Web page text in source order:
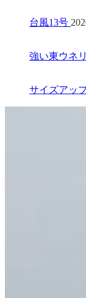
台風13号
強い東ウネリ
サイズアッ